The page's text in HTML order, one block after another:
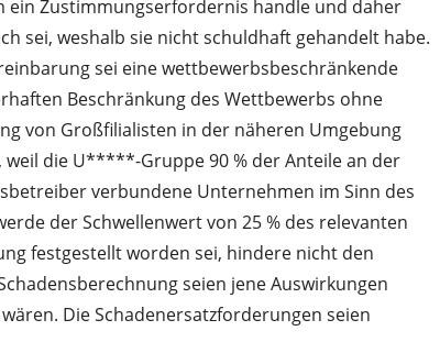
ein Zustimmungserfordernis handle und daher
sei, weshalb sie nicht schuldhaft gehandelt habe.
sei eine wettbewerbsbeschränkende
Beschränkung des Wettbewerbs ohne
von Großfilialisten in der näheren Umgebung
die U*****-Gruppe 90 % der Anteile an der
verbundene Unternehmen im Sinn des
der Schwellenwert von 25 % des relevanten
festgestellt worden sei, hindere nicht den
seien jene Auswirkungen
Die Schadenersatzforderungen seien